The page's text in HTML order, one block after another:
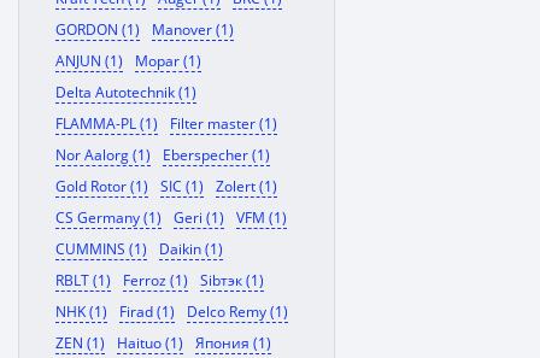
GORDON (1)
Manover (1)
ANJUN (1)
Mopar (1)
Delta Autotechnik (1)
FLAMMA-PL (1)
Filter master (1)
Nor Aalorg (1)
Eberspecher (1)
Gold Rotor (1)
SIC (1)
Zolert (1)
CS Germany (1)
Geri (1)
VFM (1)
CUMMINS (1)
Daikin (1)
RBLT (1)
Ferroz (1)
Sibтэк (1)
NHK (1)
Firad (1)
Delco Remy (1)
ZEN (1)
Haituo (1)
Япония (1)